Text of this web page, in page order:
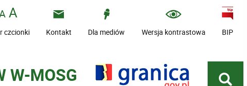
czcionki Kontakt Dla mediów Wersja kontrastowa BIP
W-MOSG